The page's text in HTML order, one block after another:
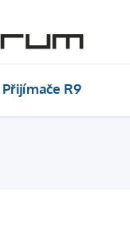
Přijímače R9